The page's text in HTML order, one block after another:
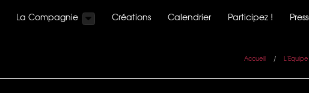
La Compagnie Créations Calendrier Participez !
Accueil / L'Equipe